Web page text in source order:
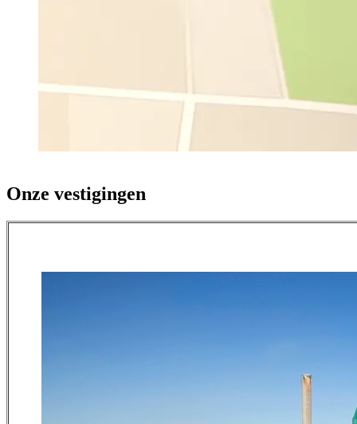
Onze vestigingen